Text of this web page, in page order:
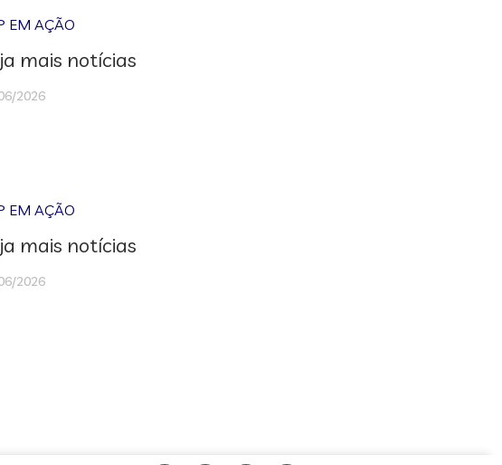
EM AÇÃO
mais notícias
2026
EM AÇÃO
mais notícias
2026